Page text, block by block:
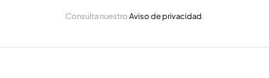
t
c
Consulta nuestroAviso de privacidad.